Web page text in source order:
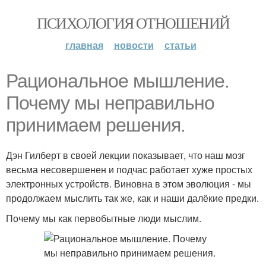
ПСИХОЛОГИЯ ОТНОШЕНИЙ
главная новости статьи
Рациональное мышление.
Почему мы неправильно
принимаем решения.
Дэн Гилберт в своей лекции показывает, что наш мозг
весьма несовершенен и подчас работает хуже простых
электронных устройств. Виновна в этом эволюция - мы
продолжаем мыслить так же, как и наши далёкие предки.
Почему мы как первобытные люди мыслим.